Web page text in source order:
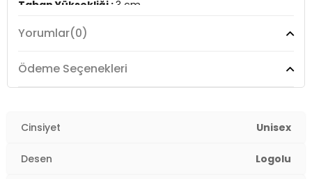
Taban Yüksekliği :3 cm
Üretim Yeri :Vietnam
Yorumlar(0)
Ödeme Seçenekleri
Cinsiyet Unisex
Desen Logolu